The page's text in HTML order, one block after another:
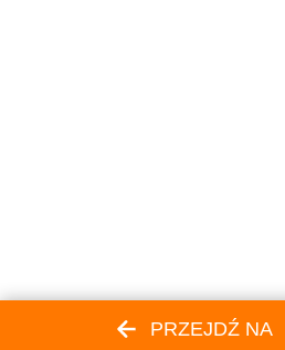
PRZEJDŹ NA